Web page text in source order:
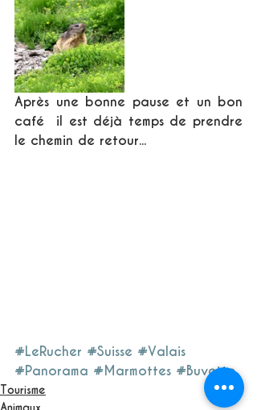
Après une bonne pause et un bon
café  il est déjà temps de prendre
le chemin de retour...
#LeRucher #Suisse #Valais
#Panorama #Marmottes #Buvette
Tourisme